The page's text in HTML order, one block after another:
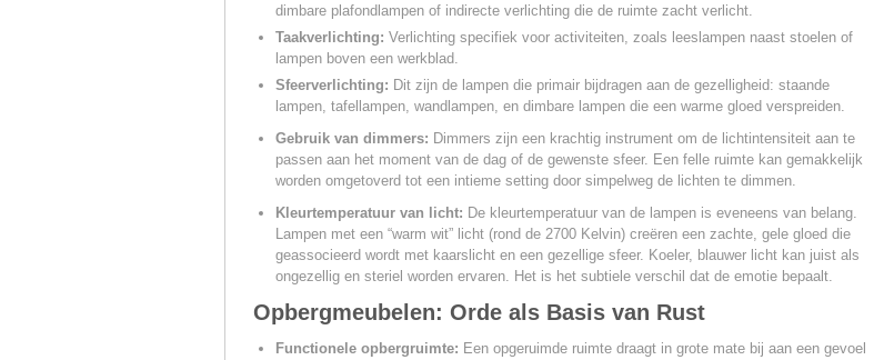
dimbare plafondlampen of indirecte verlichting die de ruimte zacht verlicht.
Taakverlichting: Verlichting specifiek voor activiteiten, zoals leeslampen naast stoelen of
lampen boven een werkblad.
Sfeerverlichting: Dit zijn de lampen die primair bijdragen aan de gezelligheid: staande
lampen, tafellampen, wandlampen, en dimbare lampen die een warme gloed verspreiden.
Gebruik van dimmers: Dimmers zijn een krachtig instrument om de lichtintensiteit aan te
passen aan het moment van de dag of de gewenste sfeer. Een felle ruimte kan gemakkelijk
worden omgetoverd tot een intieme setting door simpelweg de lichten te dimmen.
Kleurtemperatuur van licht: De kleurtemperatuur van de lampen is eveneens van belang.
Lampen met een “warm wit” licht (rond de 2700 Kelvin) creëren een zachte, gele gloed die
geassocieerd wordt met kaarslicht en een gezellige sfeer. Koeler, blauwer licht kan juist als
ongezellig en steriel worden ervaren. Het is het subtiele verschil dat de emotie bepaalt.
Opbergmeubelen: Orde als Basis van Rust
Functionele opbergruimte: Een opgeruimde ruimte draagt in grote mate bij aan een gevoel